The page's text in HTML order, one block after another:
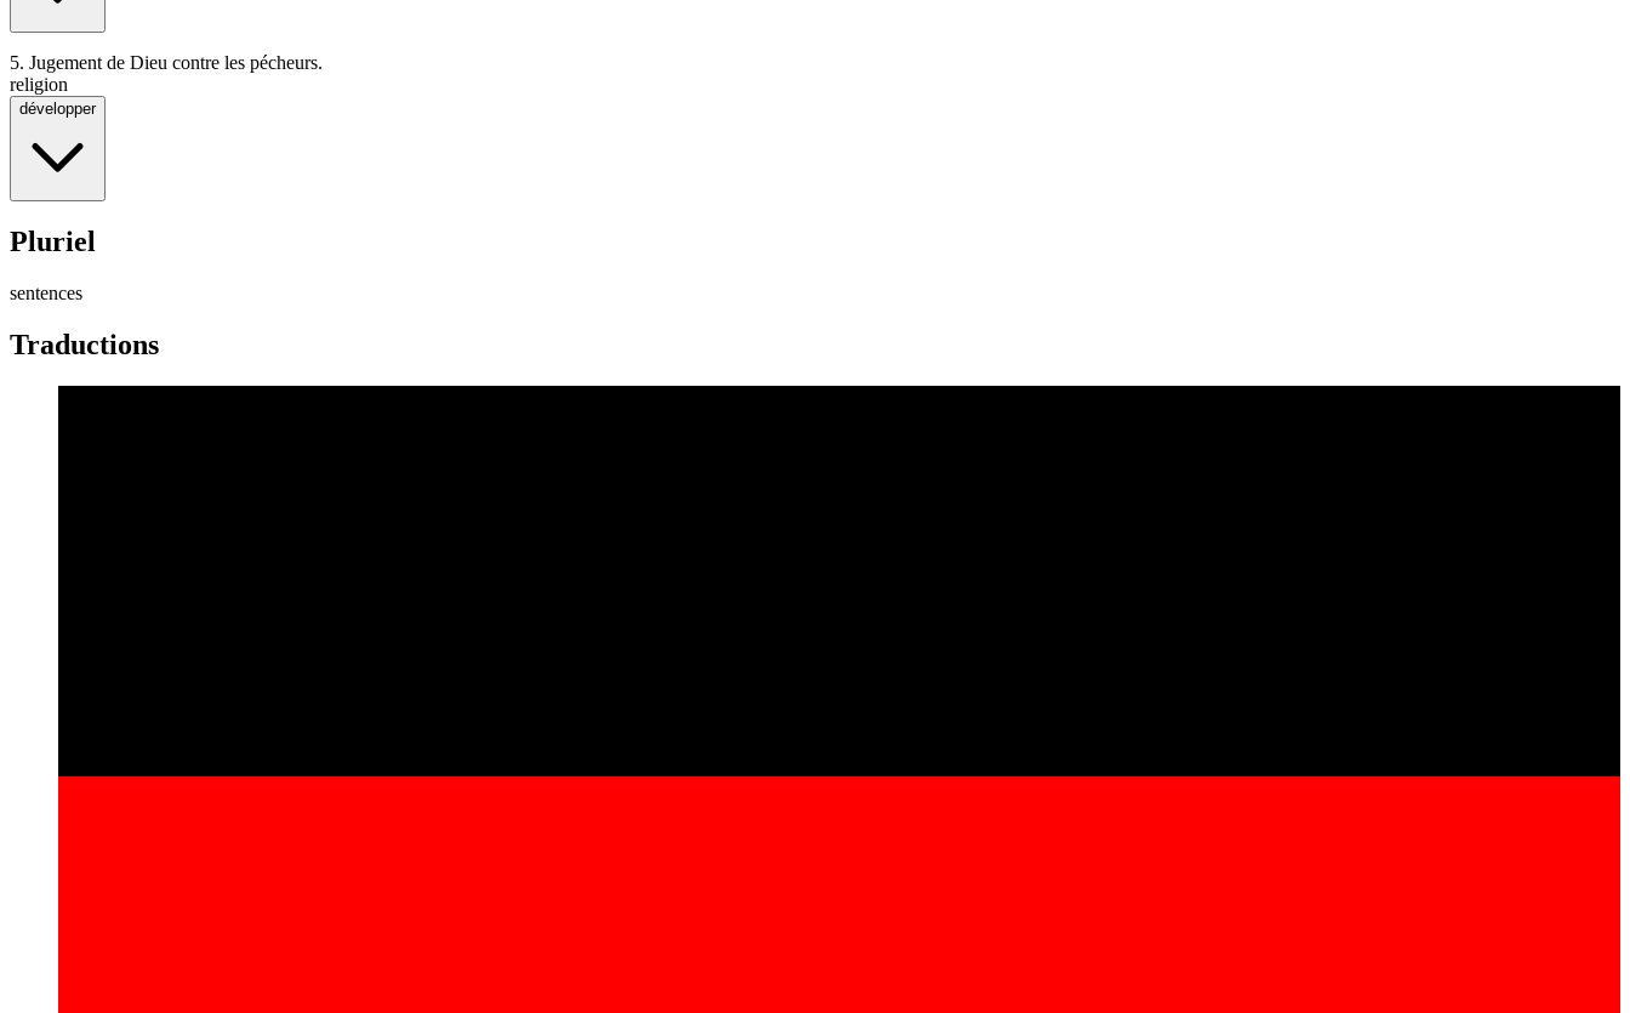
5. Jugement de Dieu contre les pécheurs.
religion
développer
Pluriel
sentences
Traductions